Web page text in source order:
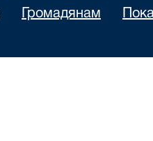
Громадянам